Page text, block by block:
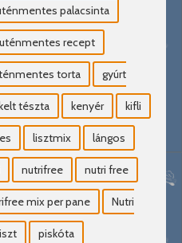
palacsinta
recept
torta gyúrt
tészta kenyér kifli
lisztmix lángos
nutrifree nutri free
mix per pane Nutri
piskóta